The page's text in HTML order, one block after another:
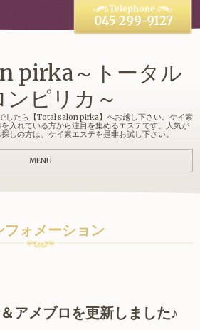
pirka～トータル
ンピリカ～
したら【Total salon pirka】へお越し下さい。ケイ素
入れている方から注目を集めるエステです。人気が
しの方は、ケイ素エステを是非お試し下さい。
045-299-9127
MENU
フォメーション
アメブロを更新しました♪